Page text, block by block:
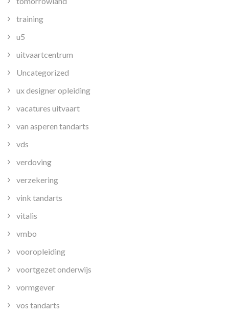
training
u5
uitvaartcentrum
Uncategorized
ux designer opleiding
vacatures uitvaart
van asperen tandarts
vds
verdoving
verzekering
vink tandarts
vitalis
vmbo
vooropleiding
voortgezet onderwijs
vormgever
vos tandarts